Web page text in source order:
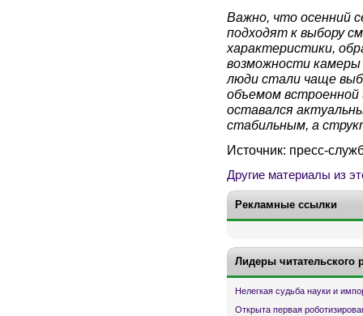
Важно, что осенний
подходят к выбору
характеристики,
возможности
люди стали чаще
объемом
оставался
стабильным, а
Источник: пресс-
Другие материалы из
Рекламные ссылки
Лидеры читательского
Нелегкая судьба науки и
Открыта первая